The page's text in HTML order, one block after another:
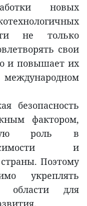
новых
не только
свои
и повышает их
международном
безопасность
фактором,
роль в
и
Поэтому
укреплять
области для